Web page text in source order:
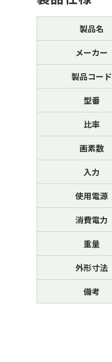
製品名
メーカー
製品コード
型番
比率
画素数
入力
使用電源
消費電力
重量
外形寸法
備考